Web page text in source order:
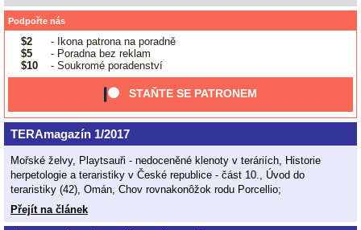
Podpořte nás
$2
- Ikona patrona na poradně
$5
- Poradna bez reklam
$10
- Soukromé poradenství
STAŇTE SE PATRONEM
TERAmagazín 1/2017
Mořské želvy, Playtsauři - nedoceněné klenoty v teráriích, Historie
herpetologie a teraristiky v České republice - část 10., Úvod do
teraristiky (42), Omán, Chov rovnakonôžok rodu Porcellio;
Přejít na článek